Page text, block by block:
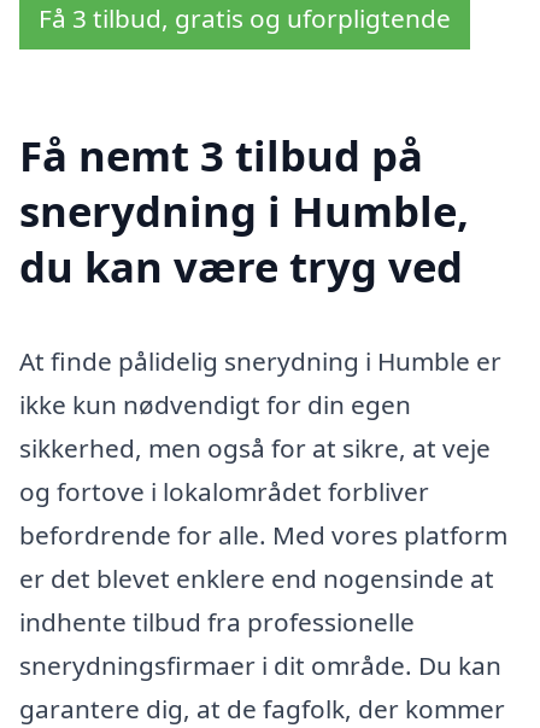
Få 3 tilbud, gratis og uforpligtende
Få nemt 3 tilbud på
snerydning i Humble,
du kan være tryg ved
At finde pålidelig snerydning i Humble er
ikke kun nødvendigt for din egen
sikkerhed, men også for at sikre, at veje
og fortove i lokalområdet forbliver
befordrende for alle. Med vores platform
er det blevet enklere end nogensinde at
indhente tilbud fra professionelle
snerydningsfirmaer i dit område. Du kan
garantere dig, at de fagfolk, der kommer